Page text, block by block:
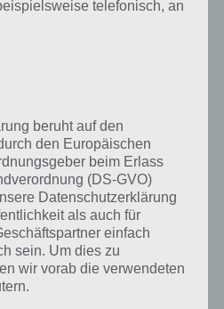
telefonisch, an
beruht auf den
den Europäischen
beim Erlass
(DS-GVO)
Datenschutzerklärung
als auch für
einfach
sein. Um dies zu
wir vorab die verwendeten